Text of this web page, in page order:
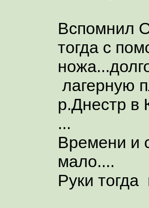
Вспомнил
тогда с
лагерную
р.Днестр в
...
Времени и
мало....
Руки